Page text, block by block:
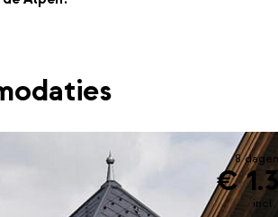
8
€
incl.